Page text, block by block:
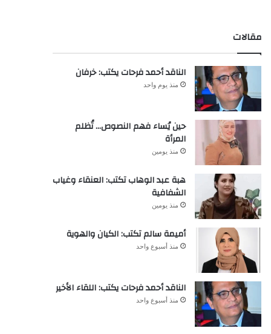
مقالات
الناقد أحمد فرحات يكتب: خرفان
منذ يوم واحد
حين يُساء فهم النصوص… تُظلم
المرأة
منذ يومين
هبة عبد الوهاب تكتب: العنقاء وغياب
الشفافية
منذ يومين
أميمة سالم تكتب: الكيان والهوية
منذ أسبوع واحد
الناقد أحمد فرحات يكتب: اللقاء الأخير
منذ أسبوع واحد